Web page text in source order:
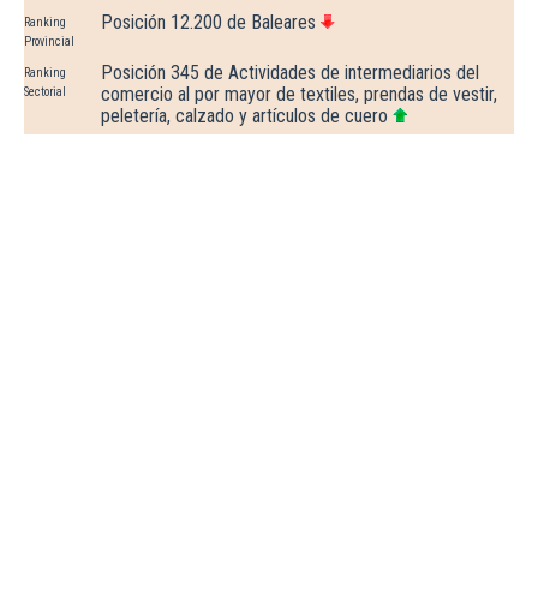
Ranking
Provincial
Posición 12.200 de Baleares
Ranking
Sectorial
Posición 345 de Actividades de intermediarios del
comercio al por mayor de textiles, prendas de vestir,
peletería, calzado y artículos de cuero